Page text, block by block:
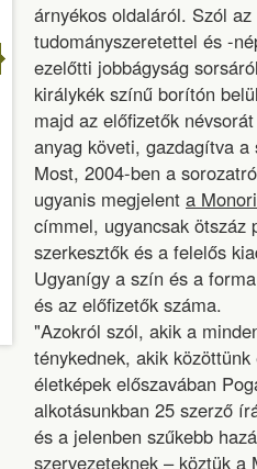
árnyékos oldaláról. Szól
tudományszeretettel és -
ezelőtti jobbágyság
királykék színű borítón
majd az előfizetők
anyag követi, gazdagítva a
Most, 2004-ben a
ugyanis megjelent a
címmel, ugyancsak ötszáz
szerkesztők és a felelős
Ugyanígy a szín és a
és az előfizetők száma.
"Azokról szól, akik a
ténykednek, akik
életképek előszavában
alkotásunkban 25 szerző
és a jelenben szűkebb
szervezeteknek – köztük